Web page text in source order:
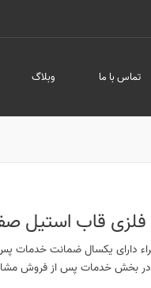
تماس با ما وبلاگ
قاب استیل صفحه
دارای یکسال ضمانت خدمات
بخش خدمات پس از فروش